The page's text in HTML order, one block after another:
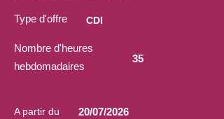
Type d'offre CDI
Nombre d'heures
hebdomadaires
35
A partir du 20/07/2026